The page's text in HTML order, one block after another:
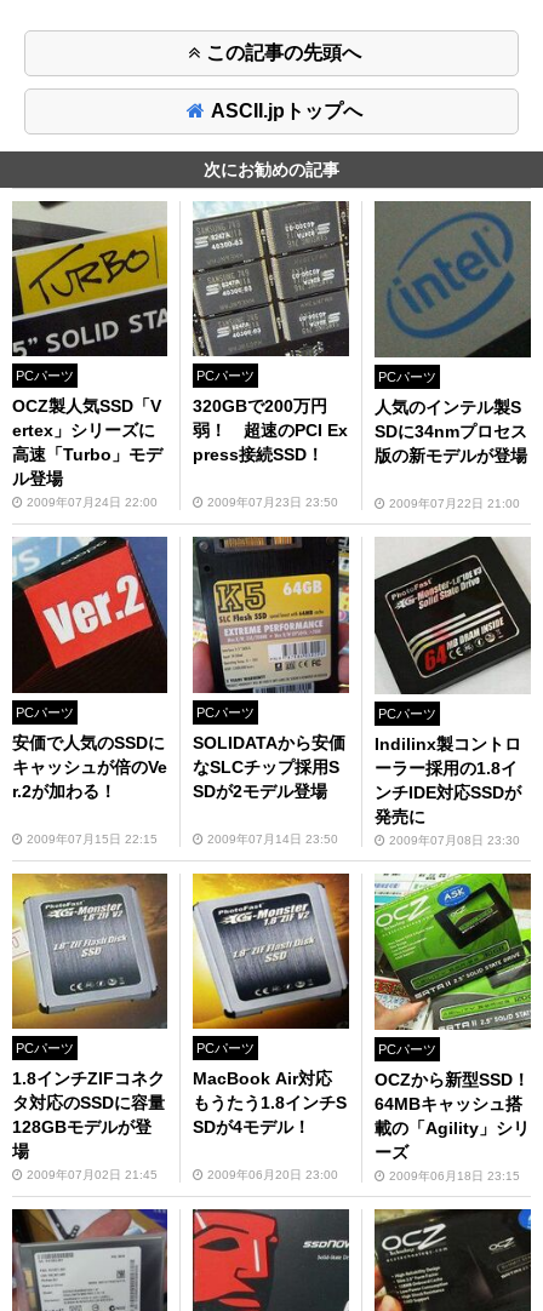
この記事の先頭へ
ASCII.jpトップへ
次にお勧めの記事
PCパーツ
OCZ製人気SSD「V
ertex」シリーズに
高速「Turbo」モデ
ル登場
2009年07月24日 22:00
PCパーツ
320GBで200万円
弱！ 超速のPCI Ex
press接続SSD！
2009年07月23日 23:50
PCパーツ
人気のインテル製S
SDに34nmプロセス
版の新モデルが登場
2009年07月22日 21:00
PCパーツ
安価で人気のSSDに
キャッシュが倍のVe
r.2が加わる！
2009年07月15日 22:15
PCパーツ
SOLIDATAから安価
なSLCチップ採用S
SDが2モデル登場
2009年07月14日 23:50
PCパーツ
Indilinx製コントロ
ーラー採用の1.8イ
ンチIDE対応SSDが
発売に
2009年07月08日 23:30
PCパーツ
1.8インチZIFコネク
タ対応のSSDに容量
128GBモデルが登
場
2009年07月02日 21:45
PCパーツ
MacBook Air対応
もうたう1.8インチS
SDが4モデル！
2009年06月20日 23:00
PCパーツ
OCZから新型SSD！
64MBキャッシュ搭
載の「Agility」シリ
ーズ
2009年06月18日 23:15